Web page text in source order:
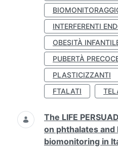
INTERFERENTI
OBESITÀ
PUBERTÀ
PLASTICIZZANTI
FTALATI
The LIFE
on phthalates and
biomonitoring in